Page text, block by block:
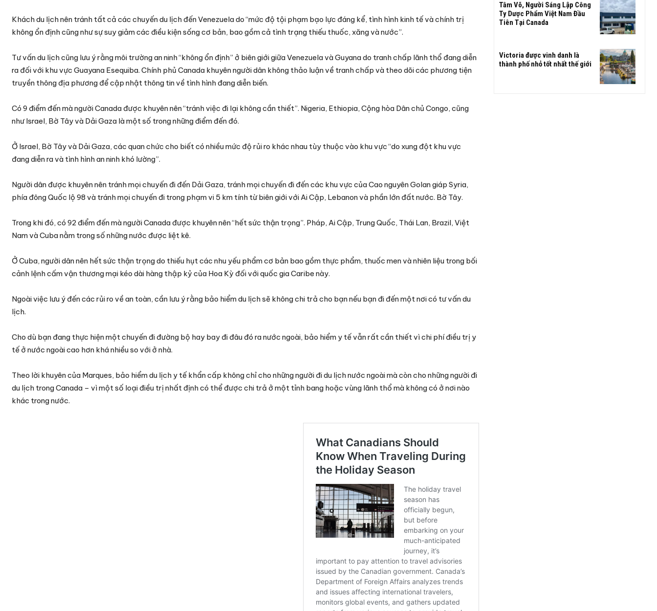
Khách du lịch nên tránh tất cả các chuyến du lịch đến Venezuela do “mức độ tội phạm bạo lực đáng kể, tình hình kinh tế và chính trị
không ổn định cũng như sự suy giảm các điều kiện sống cơ bản, bao gồm cả tình trạng thiếu thuốc, xăng và nước”.
Tư vấn du lịch cũng lưu ý rằng môi trường an ninh “không ổn định” ở biên giới giữa Venezuela và Guyana do tranh chấp lãnh thổ đang diễn
ra đối với khu vực Guayana Esequiba. Chính phủ Canada khuyên người dân không thảo luận về tranh chấp và theo dõi các phương tiện
truyền thông địa phương để cập nhật thông tin về tình hình đang diễn biến.
Có 9 điểm đến mà người Canada được khuyên nên “tránh việc đi lại không cần thiết”. Nigeria, Ethiopia, Cộng hòa Dân chủ Congo, cũng
như Israel, Bờ Tây và Dải Gaza là một số trong những điểm đến đó.
Ở Israel, Bờ Tây và Dải Gaza, các quan chức cho biết có nhiều mức độ rủi ro khác nhau tùy thuộc vào khu vực “do xung đột khu vực
đang diễn ra và tình hình an ninh khó lường”.
Người dân được khuyên nên tránh mọi chuyến đi đến Dải Gaza, tránh mọi chuyến đi đến các khu vực của Cao nguyên Golan giáp Syria,
phía đông Quốc lộ 98 và tránh mọi chuyến đi trong phạm vi 5 km tính từ biên giới với Ai Cập, Lebanon và phần lớn đất nước. Bờ Tây.
Trong khi đó, có 92 điểm đến mà người Canada được khuyên nên “hết sức thận trọng”. Pháp, Ai Cập, Trung Quốc, Thái Lan, Brazil, Việt
Nam và Cuba nằm trong số những nước được liệt kê.
Ở Cuba, người dân nên hết sức thận trọng do thiếu hụt các nhu yếu phẩm cơ bản bao gồm thực phẩm, thuốc men và nhiên liệu trong bối
cảnh lệnh cấm vận thương mại kéo dài hàng thập kỷ của Hoa Kỳ đối với quốc gia Caribe này.
Ngoài việc lưu ý đến các rủi ro về an toàn, cần lưu ý rằng bảo hiểm du lịch sẽ không chi trả cho bạn nếu bạn đi đến một nơi có tư vấn du
lịch.
Cho dù bạn đang thực hiện một chuyến đi đường bộ hay bay đi đâu đó ra nước ngoài, bảo hiểm y tế vẫn rất cần thiết vì chi phí điều trị y
tế ở nước ngoài cao hơn khá nhiều so với ở nhà.
Theo lời khuyên của Marques, bảo hiểm du lịch y tế khẩn cấp không chỉ cho những người đi du lịch nước ngoài mà còn cho những người đi
du lịch trong Canada – vì một số loại điều trị nhất định có thể được chi trả ở một tỉnh bang hoặc vùng lãnh thổ mà không có ở nơi nào
khác trong nước.
Tâm Võ, Người Sáng Lập Công
Ty Dược Phẩm Việt Nam Đầu
Tiên Tại Canada
Victoria được vinh danh là
thành phố nhỏ tốt nhất thế giới